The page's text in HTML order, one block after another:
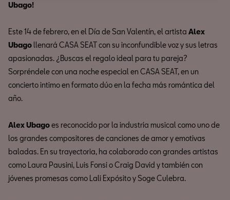
Ubago!
Este 14 de febrero, en el Día de San Valentín, el artista Alex
Ubago llenará CASA SEAT con su inconfundible voz y sus letras
apasionadas. ¿Buscas el regalo ideal para tu pareja?
Sorpréndele con una noche especial en CASA SEAT, en un
concierto intimo en formato dúo en la fecha más romántica del
año.
Alex Ubagoes reconocido por la industria musical como uno de
los grandes compositores de canciones de amor y emotivas
baladas. En su trayectoria, ha colaborado con grandes artistas
como Laura Pausini, Luis Fonsi o Craig David y también con
jóvenes promesas como Lali Expósito y Soge Culebra.